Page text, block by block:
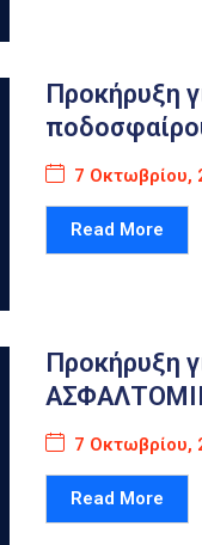
Προκήρυξη
7 Οκτωβρίου,
Read More
Προκήρυξη
7 Οκτωβρίου,
Read More